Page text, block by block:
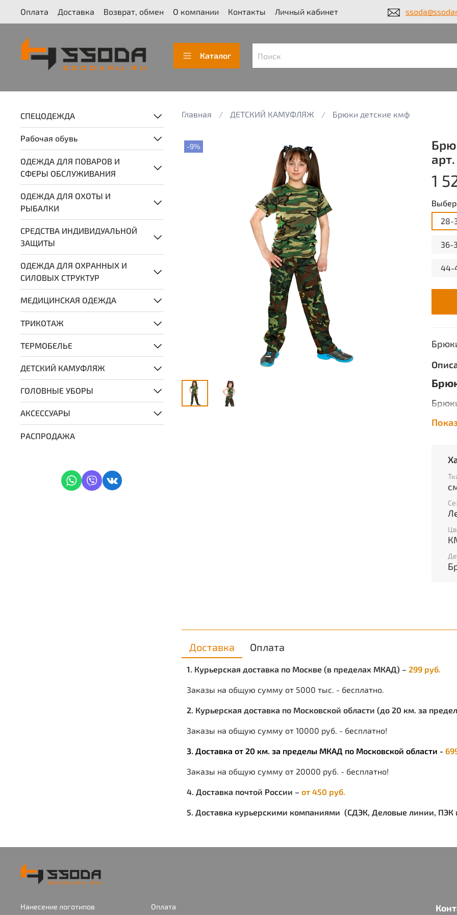
Оплата Доставка Возврат, обмен О компании Контакты Личный кабинет
Каталог
Главная ДЕТСКИЙ КАМУФЛЯЖ Брюки детские кмф
-9%
1
28-
36-
44-
128
140
164
Доставка Оплата
1. Курьерская доставка по Москве (в пределах МКАД) – 299 руб.
Заказы на общую сумму от 5000 тыс. - бесплатно.
2. Курьерская доставка по Московской области (до 20 км. за
Заказы на общую сумму от 10000 руб. - бесплатно!
3. Доставка от 20 км. за пределы МКАД по Московской области -
Заказы на общую сумму от 20000 руб. - бесплатно!
4. Доставка почтой России – от 450 руб.
5. Доставка курьерскими компаниями (СДЭК, Деловые линии, ПЭК
СПЕЦОДЕЖДА
Рабочая обувь
ОДЕЖДА ДЛЯ ПОВАРОВ И
СФЕРЫ ОБСЛУЖИВАНИЯ
ОДЕЖДА ДЛЯ ОХОТЫ И
РЫБАЛКИ
СРЕДСТВА ИНДИВИДУАЛЬНОЙ
ЗАЩИТЫ
ОДЕЖДА ДЛЯ ОХРАННЫХ И
СИЛОВЫХ СТРУКТУР
МЕДИЦИНСКАЯ ОДЕЖДА
ТРИКОТАЖ
ТЕРМОБЕЛЬЕ
ДЕТСКИЙ КАМУФЛЯЖ
ГОЛОВНЫЕ УБОРЫ
АКСЕССУАРЫ
РАСПРОДАЖА
Нанесение логотипов Оплата